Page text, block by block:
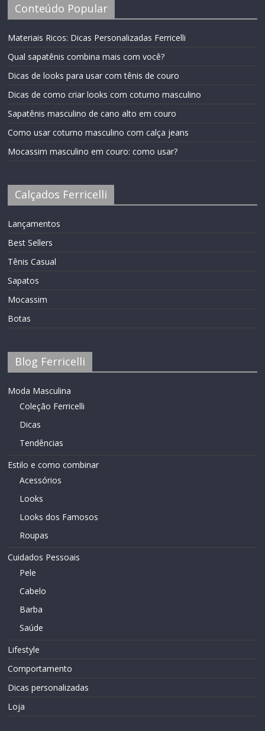
Conteúdo Popular
Materiais Ricos: Dicas Personalizadas Ferricelli
Qual sapatênis combina mais com você?
Dicas de looks para usar com tênis de couro
Dicas de como criar looks com coturno masculino
Sapatênis masculino de cano alto em couro
Como usar coturno masculino com calça jeans
Mocassim masculino em couro: como usar?
Calçados Ferricelli
Lançamentos
Best Sellers
Tênis Casual
Sapatos
Mocassim
Botas
Blog Ferricelli
Moda Masculina
Coleção Ferricelli
Dicas
Tendências
Estilo e como combinar
Acessórios
Looks
Looks dos Famosos
Roupas
Cuidados Pessoais
Pele
Cabelo
Barba
Saúde
Lifestyle
Comportamento
Dicas personalizadas
Loja